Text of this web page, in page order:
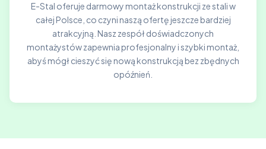
E-Stal oferuje darmowy montaż konstrukcji ze stali w
całej Polsce, co czyni naszą ofertę jeszcze bardziej
atrakcyjną. Nasz zespół doświadczonych
montażystów zapewnia profesjonalny i szybki montaż,
abyś mógł cieszyć się nową konstrukcją bez zbędnych
opóźnień.